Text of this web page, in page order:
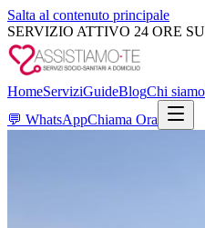
Salta al contenuto principale
SERVIZIO ATTIVO 24 ORE
HomeServiziGuideBlogChi siamo
💬 WhatsAppChiama Ora